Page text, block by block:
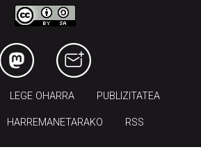
LEGE OHARRA PUBLIZITATEA
HARREMANETARAKO RSS